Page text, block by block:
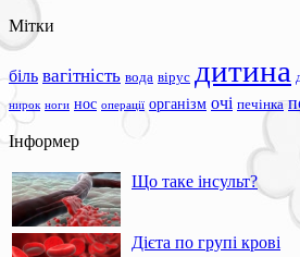
Мітки
біль вагітність вода вірус дитина
нирок ноги нос операції організм очі печінка
Інформер
Що таке інсульт?
Дієта по групі крові